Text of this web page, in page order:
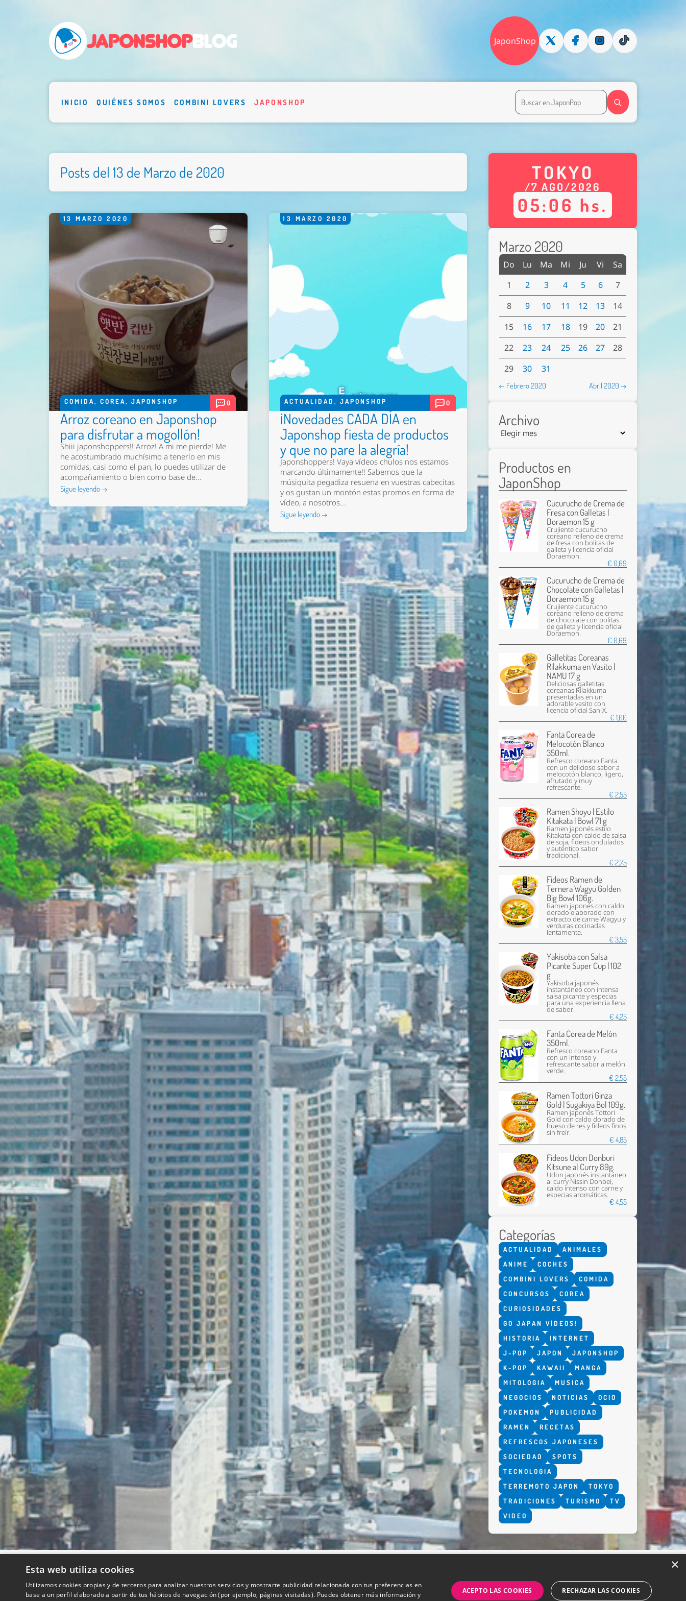
JaponShop
INICIO QUIÉNES SOMOS COMBINI LOVERS JAPONSHOP
Posts del 13 de Marzo de 2020
13 MARZO 2020
COMIDA,COREA,JAPONSHOP 0
Arroz coreano en Japonshop
para disfrutar a mogollón!
Shiii japonshoppers!! Arroz! A mi me pierde! Me
he acostumbrado muchísimo a tenerlo en mis
comidas, casi como el pan, lo puedes utilizar de
acompañamiento o bien como base de...
Sigue leyendo →
13 MARZO 2020
ACTUALIDAD , JAPONSHOP 0
¡Novedades CADA DÍA en
Japonshop fiesta de productos
y que no pare la alegría!
Japonshoppers! Vaya vídeos chulos nos estamos
marcando últimamente!! Sabemos que la
músiquita pegadiza resuena en vuestras cabecitas
y os gustan un montón estas promos en forma de
vídeo, a nosotros...
Sigue leyendo →
TOKYO
/7 AGO/2026
05:06 hs.
Marzo 2020
Do Lu Ma Mi Ju Vi
Sa
1
2 3 4 5 6
7
8
9 10 11 12 13
14
15
16 17 18 19 20
21
22
23 24 25 26 27
28
29
30 31
← Febrero 2020 Abril 2020 →
Archivo
Productos en
JaponShop
Cucurucho de Crema de
Fresa con Galletas |
Doraemon 15 g
Crujiente cucurucho
coreano relleno de crema
de fresa con bolitas de
galleta y licencia oficial
Doraemon.
€ 0,69
Cucurucho de Crema de
Chocolate con Galletas |
Doraemon 15 g
Crujiente cucurucho
coreano relleno de crema
de chocolate con bolitas
de galleta y licencia oficial
Doraemon.
€ 0,69
Galletitas Coreanas
Rilakkuma en Vasito |
NAMU 17 g
Deliciosas galletitas
coreanas Rilakkuma
presentadas en un
adorable vasito con
licencia oficial San-X.
€ 1,00
Fanta Corea de
Melocotón Blanco
350ml.
Refresco coreano Fanta
con un delicioso sabor a
melocotón blanco, ligero,
afrutado y muy
refrescante.
€ 2,55
Ramen Shoyu | Estilo
Kitakata | Bowl 71 g
Ramen japonés estilo
Kitakata con caldo de salsa
de soja, fideos ondulados
y auténtico sabor
tradicional.
€ 2,75
Fideos Ramen de
Ternera Wagyu Golden
Big Bowl 106g.
Ramen japonés con caldo
dorado elaborado con
extracto de carne Wagyu y
verduras cocinadas
lentamente.
€ 3,55
Yakisoba con Salsa
Picante Super Cup | 102
g
Yakisoba japonés
instantáneo con intensa
salsa picante y especias
para una experiencia llena
de sabor.
€ 4,25
Fanta Corea de Melón
350ml.
Refresco coreano Fanta
con un intenso y
refrescante sabor a melón
verde.
€ 2,55
Ramen Tottori Ginza
Gold | Sugakiya Bol 109g.
Ramen japonés Tottori
Gold con caldo dorado de
hueso de res y fideos finos
sin freír.
€ 4,85
Fideos Udon Donburi
Kitsune al Curry 89g.
Udon japonés instantáneo
al curry Nissin Donbei,
caldo intenso con carne y
especias aromáticas.
€ 4,55
Categorías
ACTUALIDAD
ANIMALES
ANIME
COCHES
COMBINI LOVERS
COMIDA
CONCURSOS
COREA
CURIOSIDADES
GO JAPAN VÍDEOS!
HISTORIA
INTERNET
J-POP
JAPON
JAPONSHOP
K-POP
KAWAII
MANGA
MITOLOGIA
MUSICA
NEGOCIOS
NOTICIAS
OCIO
POKEMON
PUBLICIDAD
RAMEN
RECETAS
REFRESCOS JAPONESES
SOCIEDAD
SPOTS
TECNOLOGIA
TERREMOTO JAPON
TOKYO
TRADICIONES
TURISMO
TV
VIDEO
×
Esta web utiliza cookies
Utilizamos cookies propias y de terceros para analizar nuestros servicios y mostrarte publicidad relacionada con tus preferencias en
base a un perfil elaborado a partir de tus hábitos de navegación (por ejemplo, páginas visitadas). Puedes obtener más información y
ACEPTO LAS COOKIES RECHAZAR LAS COOKIES